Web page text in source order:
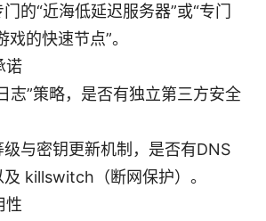
的“近海低延迟服务器”或“专门
戏的快速节点”。
诺
志”策略，是否有独立第三方安全
与密钥更新机制，是否有DNS
killswitch（断网保护）。
性